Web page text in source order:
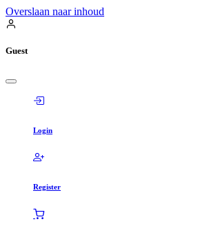
Overslaan naar inhoud
Guest
Login
Register